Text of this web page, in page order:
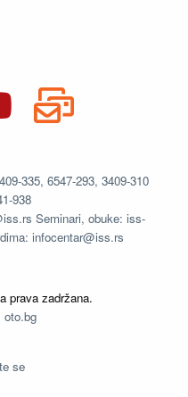
335, 6547-293, 3409-310
938
Seminari, obuke: iss-
infocentar@iss.rs
prava zadržana.
oto.bg
se